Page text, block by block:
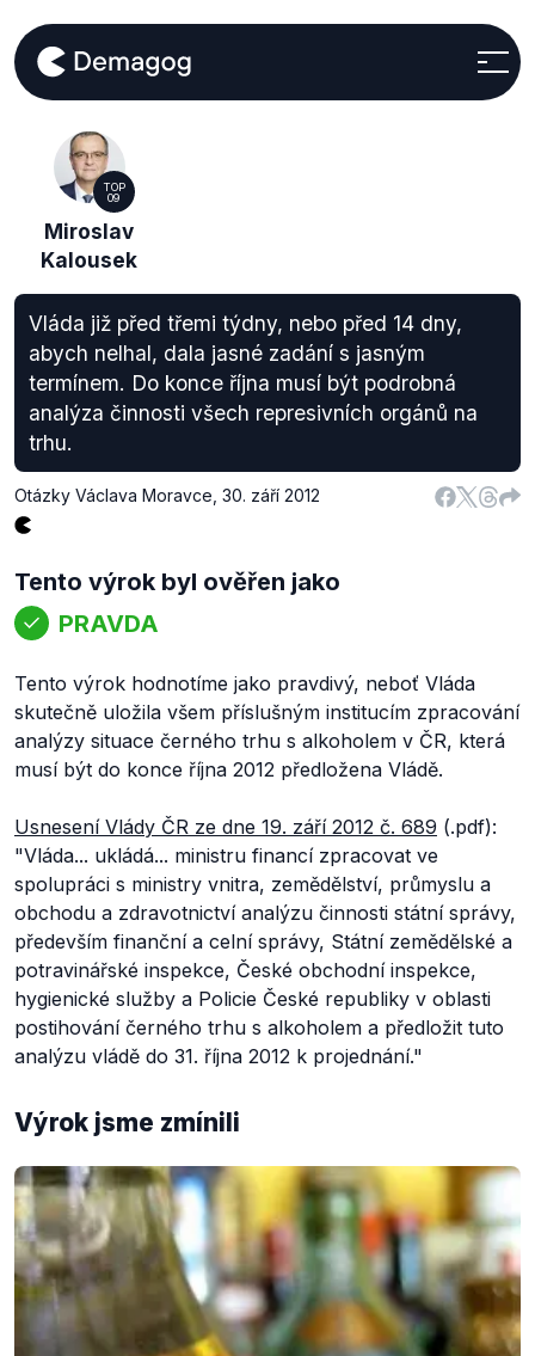
TOP
09
Miroslav
Kalousek
Vláda již před třemi týdny, nebo před 14 dny,
abych nelhal, dala jasné zadání s jasným
termínem. Do konce října musí být podrobná
analýza činnosti všech represivních orgánů na
trhu.
Otázky Václava Moravce 30. září 2012
Tento výrok byl ověřen jako
PRAVDA
Tento výrok hodnotíme jako pravdivý, neboť Vláda
skutečně uložila všem příslušným institucím zpracování
analýzy situace černého trhu s alkoholem v ČR, která
musí být do konce října 2012 předložena Vládě.
Usnesení Vlády ČR ze dne 19. září 2012 č. 689 (.pdf):
"Vláda... ukládá... ministru financí zpracovat ve
spolupráci s ministry vnitra, zemědělství, průmyslu a
obchodu a zdravotnictví analýzu činnosti státní správy,
především finanční a celní správy, Státní zemědělské a
potravinářské inspekce, České obchodní inspekce,
hygienické služby a Policie České republiky v oblasti
postihování černého trhu s alkoholem a předložit tuto
analýzu vládě do 31. října 2012 k projednání."
Výrok jsme zmínili